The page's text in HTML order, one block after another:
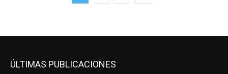
ÚLTIMAS PUBLICACIONES